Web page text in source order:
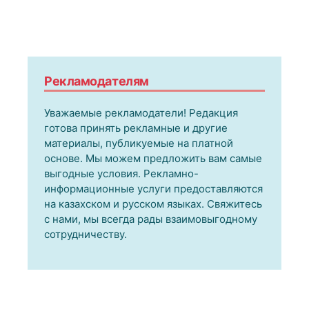
Рекламодателям
Уважаемые рекламодатели! Редакция
готова принять рекламные и другие
материалы, публикуемые на платной
основе. Мы можем предложить вам самые
выгодные условия. Рекламно-
информационные услуги предоставляются
на казахском и русском языках. Свяжитесь
с нами, мы всегда рады взаимовыгодному
сотрудничеству.